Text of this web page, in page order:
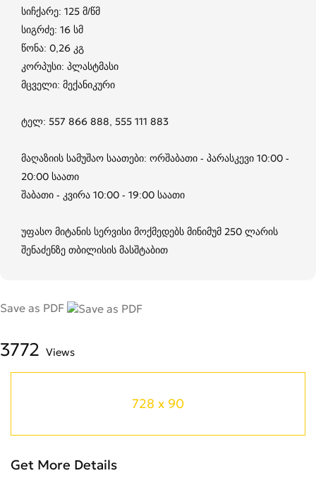
სიჩქარე: 125 მ/წმ
სიგრძე: 16 სმ
წონა: 0,26 კგ
კორპუსი: პლასტმასი
მცველი: მექანიკური
ტელ: 557 866 888, 555 111 883
მაღაზიის სამუშაო საათები: ორშაბათი - პარასკევი 10:00 -
20:00 საათი
შაბათი - კვირა 10:00 - 19:00 საათი
უფასო მიტანის სერვისი მოქმედებს მინიმუმ 250 ლარის
შენაძენზე თბილისის მასშტაბით
Save as PDF
3772 Views
728 x 90
Get More Details